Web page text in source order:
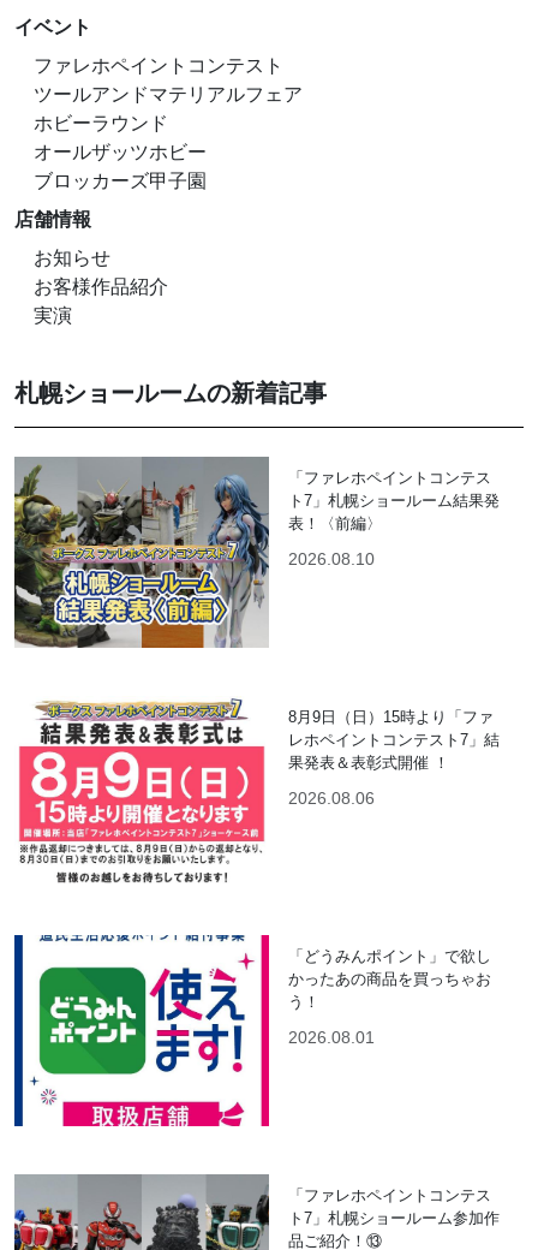
イベント
ファレホペイントコンテスト
ツールアンドマテリアルフェア
ホビーラウンド
オールザッツホビー
ブロッカーズ甲子園
店舗情報
お知らせ
お客様作品紹介
実演
札幌ショールームの新着記事
「ファレホペイントコンテス
ト7」札幌ショールーム結果発
表！〈前編〉
2026.08.10
8月9日（日）15時より「ファ
レホペイントコンテスト7」結
果発表＆表彰式開催 ！
2026.08.06
「どうみんポイント」で欲し
かったあの商品を買っちゃお
う！
2026.08.01
「ファレホペイントコンテス
ト7」札幌ショールーム参加作
品ご紹介！⑬